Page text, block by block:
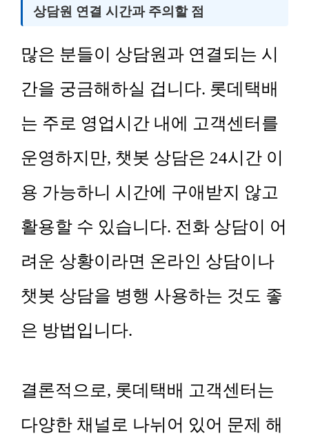
상담원 연결 시간과 주의할 점
많은 분들이 상담원과 연결되는 시
간을 궁금해하실 겁니다. 롯데택배
는 주로 영업시간 내에 고객센터를
운영하지만, 챗봇 상담은 24시간 이
용 가능하니 시간에 구애받지 않고
활용할 수 있습니다. 전화 상담이 어
려운 상황이라면 온라인 상담이나
챗봇 상담을 병행 사용하는 것도 좋
은 방법입니다.
결론적으로, 롯데택배 고객센터는
다양한 채널로 나뉘어 있어 문제 해